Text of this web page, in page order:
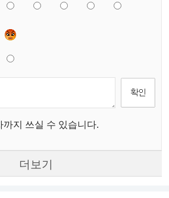
지 쓰실 수 있습니다.
더보기